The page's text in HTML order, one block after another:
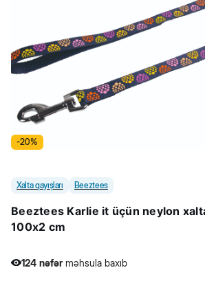
-20%
Xalta qayışları Beeztees
Beeztees Karlie it üçün neylon
100x2 cm
124 nəfər məhsula baxıb